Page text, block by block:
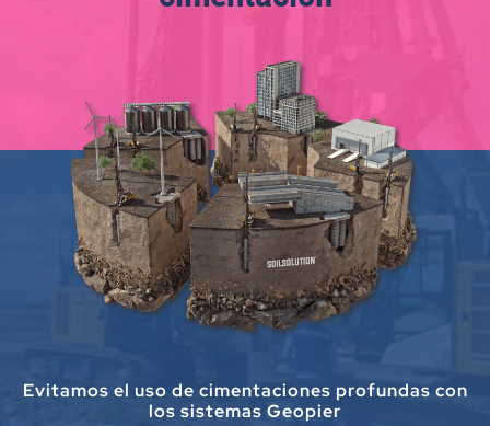
Evitamos el uso de cimentaciones profundas con
los sistemas Geopier